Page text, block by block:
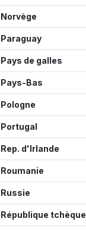
Norvège
Paraguay
Pays de galles
Pays-Bas
Pologne
Portugal
Rep. d'Irlande
Roumanie
Russie
République tchèque